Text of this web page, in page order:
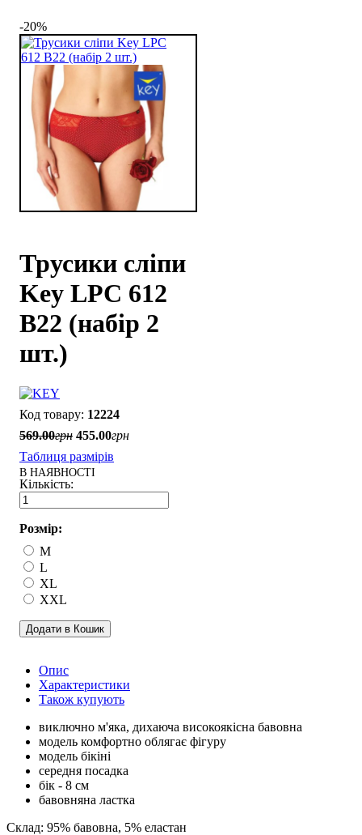
-20%
Трусики сліпи
Key LPC 612
B22 (набір 2
шт.)
12224
569.00грн 455.00грн
Таблиця размірів
В НАЯВНОСТІ
Розмір:
M
L
XL
XXL
Додати в Кошик
Опис
Характеристики
Також купують
виключно м'яка, дихаюча високоякісна бавовна
модель комфортно облягає фігуру
модель бікіні
середня посадка
бік - 8 см
бавовняна ластка
Склад: 95% бавовна, 5% еластан